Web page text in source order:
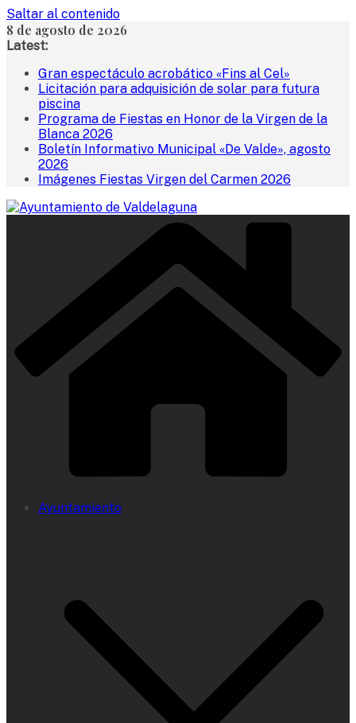
Saltar al contenido
8 de agosto de 2026
Latest:
Gran espectáculo acrobático «Fins al Cel»
Licitación para adquisición de solar para futura
piscina
Programa de Fiestas en Honor de la Virgen de la
Blanca 2026
Boletín Informativo Municipal «De Valde», agosto
2026
Imágenes Fiestas Virgen del Carmen 2026
Ayuntamiento